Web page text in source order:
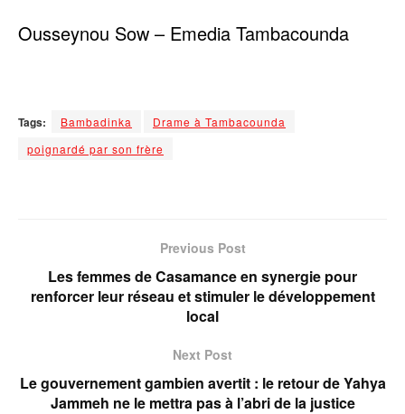
‎Ousseynou Sow – Emedia Tambacounda
Tags: Bambadinka
Drame à Tambacounda
poignardé par son frère
Previous Post
Les femmes de Casamance en synergie pour
renforcer leur réseau et stimuler le développement
local
Next Post
Le gouvernement gambien avertit : le retour de Yahya
Jammeh ne le mettra pas à l’abri de la justice